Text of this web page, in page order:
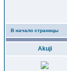
В начало страницы
Akuji